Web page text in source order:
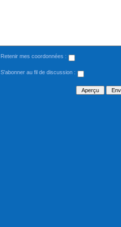
Retenir mes coordonnées :
S'abonner au fil de discussion :